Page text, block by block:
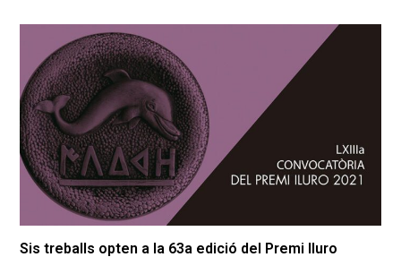
Sis treballs opten a la 63a edició del Premi Iluro